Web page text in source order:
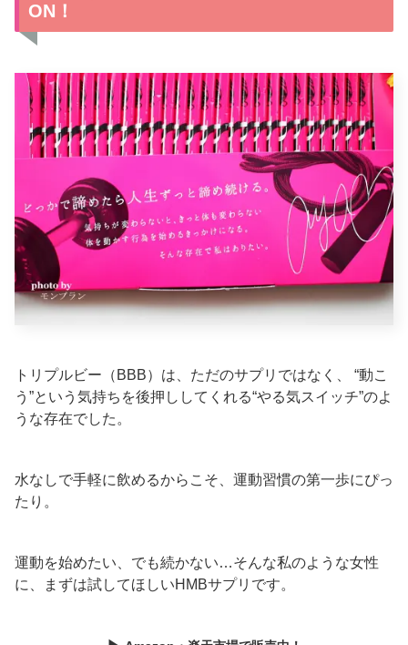
ON！
トリプルビー（BBB）は、ただのサプリではなく、 “動こ
う”という気持ちを後押ししてくれる“やる気スイッチ”のよ
うな存在でした。
水なしで手軽に飲めるからこそ、運動習慣の第一歩にぴっ
たり。
運動を始めたい、でも続かない…そんな私のような女性
に、まずは試してほしいHMBサプリです。